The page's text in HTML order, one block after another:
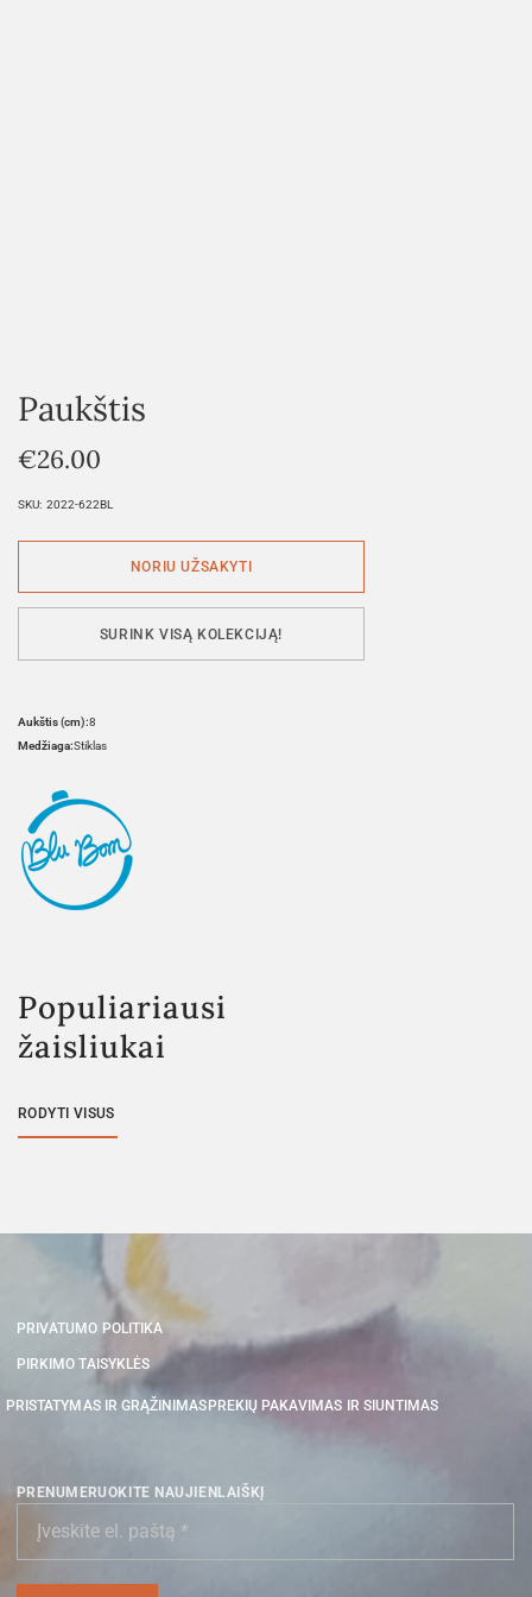
Paukštis
€26.00
SKU: 2022-622BL
SURINK VISĄ KOLEKCIJĄ!
Aukštis (cm):8
Medžiaga:Stiklas
Populiariausi
žaisliukai
RODYTI VISUS
PRIVATUMO POLITIKA
PIRKIMO TAISYKLĖS
PRISTATYMAS IR GRĄŽINIMASPREKIŲ PAKAVIMAS IR SIUNTIMAS
PRENUMERUOKITE NAUJIENLAIŠKĮ